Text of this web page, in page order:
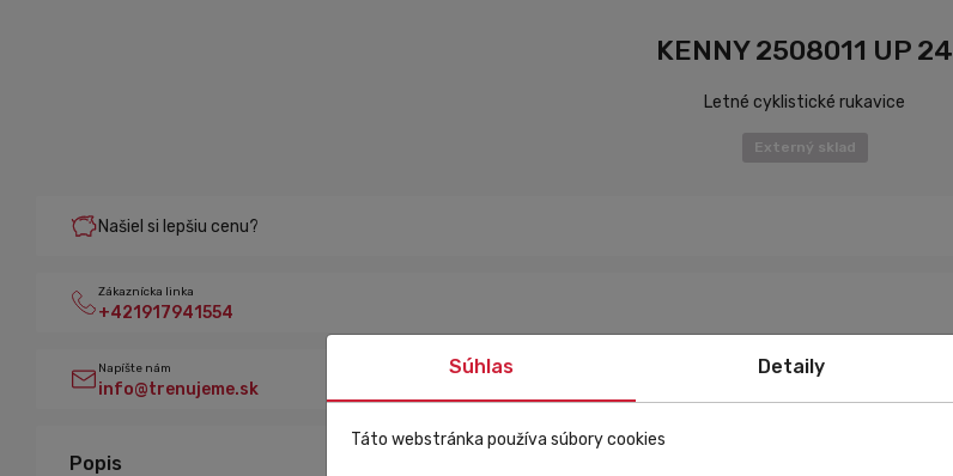
KENNY 2508011 UP 24
Letné cyklistické rukavice
Externý sklad
Našiel si lepšiu cenu?
Zákaznícka linka
+421917941554
Napíšte nám
info@trenujeme.sk
Popis
Súhlas Detaily
Táto webstránka používa súbory cookies